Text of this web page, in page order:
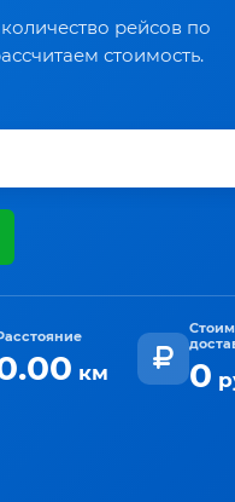
рейсов по
стоимость.
км 0